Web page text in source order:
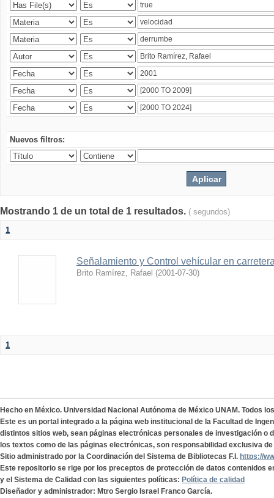
Nuevos filtros:
Mostrando 1 de un total de 1 resultados. ( segundos)
1
Señalamiento y Control vehícular en
Brito Ramírez, Rafael (2001-07-30)
1
Hecho en México. Universidad Nacional Autónoma de México UNAM. Todos
Este es un portal integrado a la página web institucional de la Facultad de
distintos sitios web, sean páginas electrónicas personales de investigación o
los textos como de las páginas electrónicas, son responsabilidad exclusiva
Sitio administrado por la Coordinación del Sistema de Bibliotecas F.I. https://
Este repositorio se rige por los preceptos de protección de datos contenidos
y el Sistema de Calidad con las siguientes políticas: Política de calidad
Diseñador y administrador: Mtro Sergio Israel Franco García.